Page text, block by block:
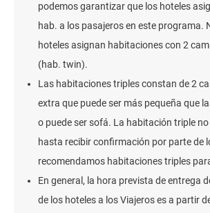
podemos garantizar que los hoteles
hab. a los pasajeros en este programa.
hoteles asignan habitaciones con 2
(hab. twin).
Las habitaciones triples constan de 2
extra que puede ser más pequeña que
o puede ser sofá. La habitación triple
hasta recibir confirmación por parte de
recomendamos habitaciones triples
En general, la hora prevista de entrega
de los hoteles a los Viajeros es a partir